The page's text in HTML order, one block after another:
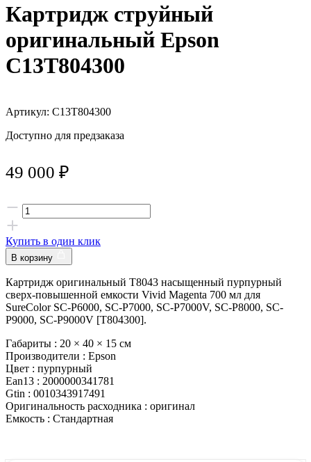
Картридж струйный
оригинальный Epson
C13T804300
Артикул: C13T804300
Доступно для предзаказа
49 000 ₽
Купить в один клик
В корзину
Картридж оригинальный T8043 насыщенный пурпурный
сверх-повышенной емкости Vivid Magenta 700 мл для
SureColor SC-P6000, SC-P7000, SC-P7000V, SC-P8000, SC-
P9000, SC-P9000V [T804300].
Габариты : 20 × 40 × 15 см
Производители : Epson
Цвет : пурпурный
Ean13 : 2000000341781
Gtin : 0010343917491
Оригинальность расходника : оригинал
Емкость : Стандартная